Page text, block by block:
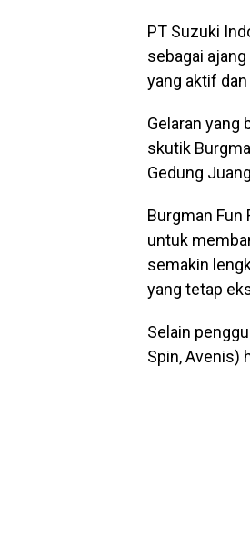
PT Suzuki
sebagai
yang aktif
Gelaran yang
skutik
Gedung
Burgman Fun
untuk
semakin
yang tetap
Selain
Spin, Avenis)